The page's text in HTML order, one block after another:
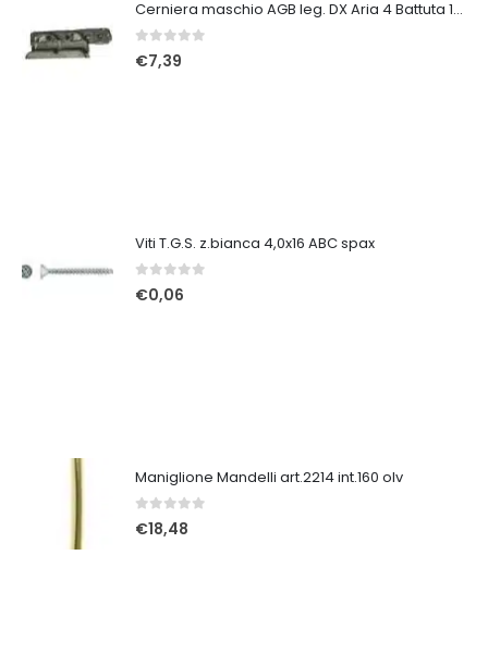
Cerniera maschio AGB leg. DX Aria 4 Battuta 18 avant ZSL
0Su 5
€7,39
Viti T.G.S. z.bianca 4,0x16 ABC spax
Su 5
€0,06
Maniglione Mandelli art.2214 int.160 olv
Su 5
€18,48